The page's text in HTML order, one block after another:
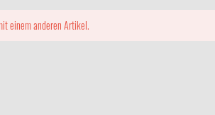
einem anderen Artikel.